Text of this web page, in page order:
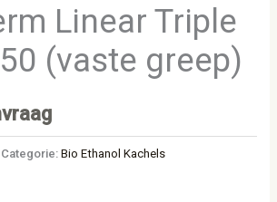
Linear Triple
(vaste greep)
Categorie:Bio Ethanol Kachels